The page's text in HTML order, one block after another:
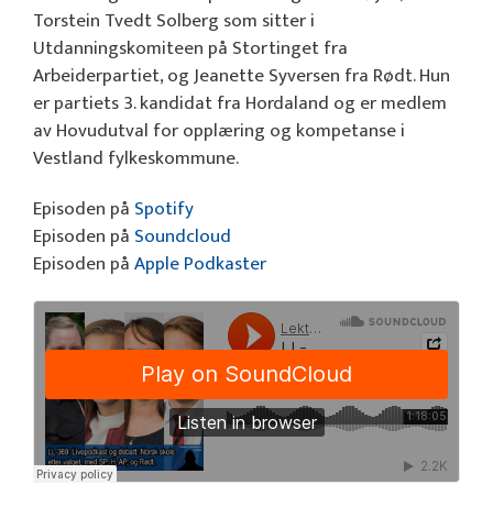
Torstein Tvedt Solberg som sitter i
Utdanningskomiteen på Stortinget fra
Arbeiderpartiet, og Jeanette Syversen fra Rødt. Hun
er partiets 3. kandidat fra Hordaland og er medlem
av Hovudutval for opplæring og kompetanse i
Vestland fylkeskommune.
Episoden på Spotify
Episoden på Soundcloud
Episoden påApple Podkaster